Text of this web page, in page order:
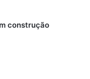
construção